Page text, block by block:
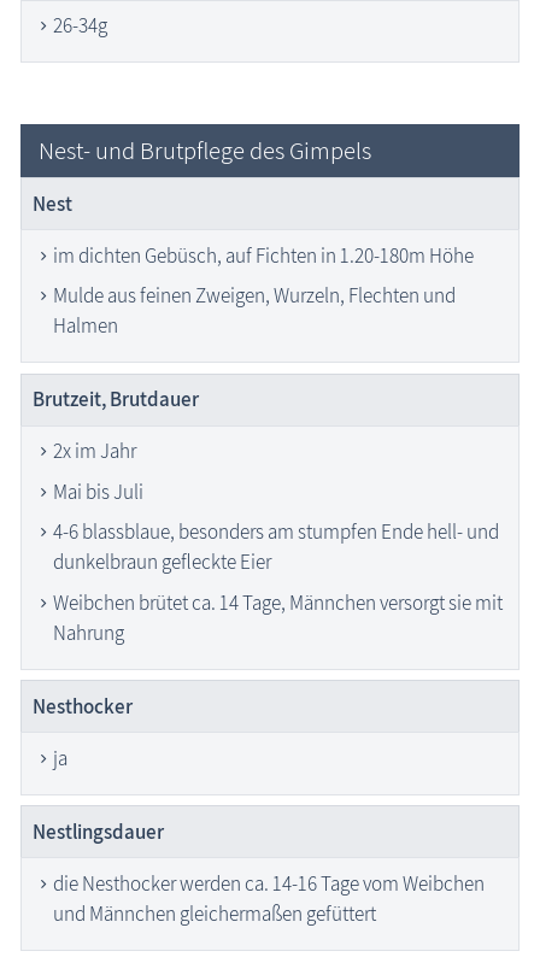
26-34g
Nest- und Brutpflege des Gimpels
Nest
im dichten Gebüsch, auf Fichten in 1.20-180m Höhe
Mulde aus feinen Zweigen, Wurzeln, Flechten und
Halmen
Brutzeit, Brutdauer
2x im Jahr
Mai bis Juli
4-6 blassblaue, besonders am stumpfen Ende hell- und
dunkelbraun gefleckte Eier
Weibchen brütet ca. 14 Tage, Männchen versorgt sie mit
Nahrung
Nesthocker
ja
Nestlingsdauer
die Nesthocker werden ca. 14-16 Tage vom Weibchen
und Männchen gleichermaßen gefüttert